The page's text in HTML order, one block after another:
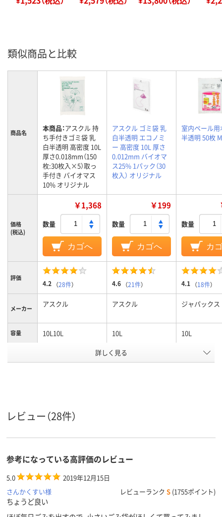
類似商品と比較
商品名 本商品：アスクル 持
ち手付きゴミ袋 乳
白半透明 高密度 10L
厚さ0.018mm（150
枚:30枚入×5）取っ
手付き バイオマス
10% オリジナル
アスクル ゴミ袋 乳
白半透明 エコノミ
ー 高密度 10L 厚さ
0.012mm バイオマ
ス25% 1パック（30
枚入） オリジナル
室内ペール
半透明 50枚 M
価格
(税込)
￥1,368
数量
カゴへ
￥199
数量
カゴへ
数量
カ
評価
4.2 （28件） 4.6 （21件） 4.1 （18件）
メーカー アスクル アスクル ジャパックス
容量 10L10L 10L 10L
白半透明
0.018mm0.018
リHDPE（カサカサタ
HDPE（カサカサタイ
HDPE（カサ
カラーグ
ホワイト系
系、ホワイト系
アスクル
商品環境
詳しく見る
レビュー（28件）
参考になっている高評価のレビュー
5.0
2019年12月15日
さんかくすい様
レビューランク S (1755ポイント)
ちょうど良い